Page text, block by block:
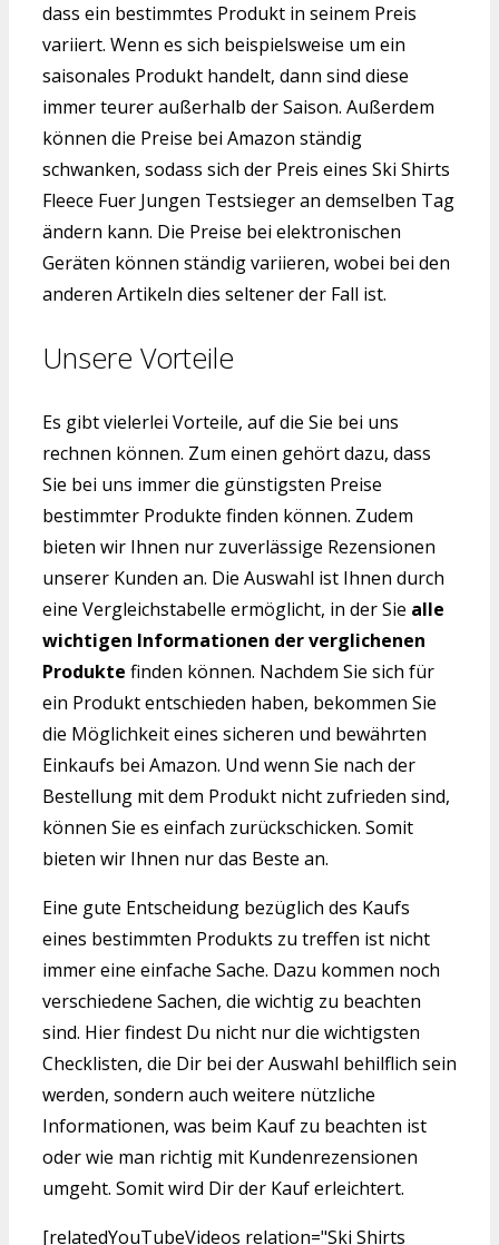
dass ein bestimmtes Produkt in seinem Preis
variiert. Wenn es sich beispielsweise um ein
saisonales Produkt handelt, dann sind diese
immer teurer außerhalb der Saison. Außerdem
können die Preise bei Amazon ständig
schwanken, sodass sich der Preis eines Ski Shirts
Fleece Fuer Jungen Testsieger an demselben Tag
ändern kann. Die Preise bei elektronischen
Geräten können ständig variieren, wobei bei den
anderen Artikeln dies seltener der Fall ist.
Unsere Vorteile
Es gibt vielerlei Vorteile, auf die Sie bei uns
rechnen können. Zum einen gehört dazu, dass
Sie bei uns immer die günstigsten Preise
bestimmter Produkte finden können. Zudem
bieten wir Ihnen nur zuverlässige Rezensionen
unserer Kunden an. Die Auswahl ist Ihnen durch
eine Vergleichstabelle ermöglicht, in der Sie alle
wichtigen Informationen der verglichenen
Produkte finden können. Nachdem Sie sich für
ein Produkt entschieden haben, bekommen Sie
die Möglichkeit eines sicheren und bewährten
Einkaufs bei Amazon. Und wenn Sie nach der
Bestellung mit dem Produkt nicht zufrieden sind,
können Sie es einfach zurückschicken. Somit
bieten wir Ihnen nur das Beste an.
Eine gute Entscheidung bezüglich des Kaufs
eines bestimmten Produkts zu treffen ist nicht
immer eine einfache Sache. Dazu kommen noch
verschiedene Sachen, die wichtig zu beachten
sind. Hier findest Du nicht nur die wichtigsten
Checklisten, die Dir bei der Auswahl behilflich sein
werden, sondern auch weitere nützliche
Informationen, was beim Kauf zu beachten ist
oder wie man richtig mit Kundenrezensionen
umgeht. Somit wird Dir der Kauf erleichtert.
[relatedYouTubeVideos relation="Ski Shirts